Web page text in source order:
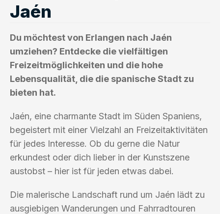
Jaén
Du möchtest von Erlangen nach Jaén
umziehen? Entdecke die vielfältigen
Freizeitmöglichkeiten und die hohe
Lebensqualität, die die spanische Stadt zu
bieten hat.
Jaén, eine charmante Stadt im Süden Spaniens,
begeistert mit einer Vielzahl an Freizeitaktivitäten
für jedes Interesse. Ob du gerne die Natur
erkundest oder dich lieber in der Kunstszene
austobst – hier ist für jeden etwas dabei.
Die malerische Landschaft rund um Jaén lädt zu
ausgiebigen Wanderungen und Fahrradtouren